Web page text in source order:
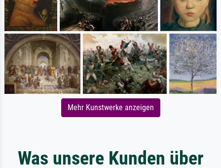
Mehr Kunstwerke anzeigen
Was unsere Kunden über